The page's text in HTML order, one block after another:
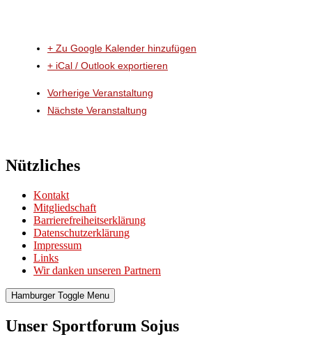
+ Zu Google Kalender hinzufügen
+ iCal / Outlook exportieren
Vorherige Veranstaltung
Nächste Veranstaltung
Nützliches
Kontakt
Mitgliedschaft
Barrierefreiheitserklärung
Datenschutzerklärung
Impressum
Links
Wir danken unseren Partnern
Hamburger Toggle Menu
Unser Sportforum Sojus